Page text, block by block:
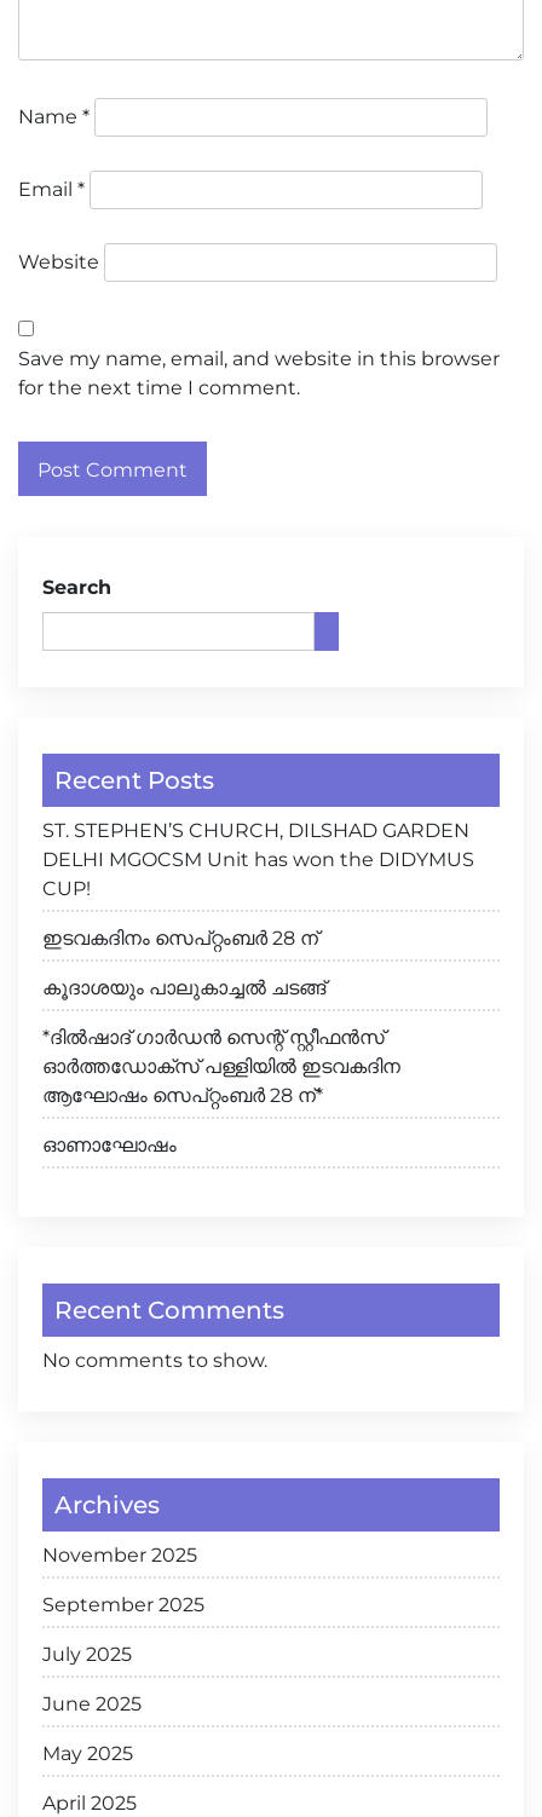
Name *
Email *
Website
Save my name, email, and website in this browser
for the next time I comment.
Search
Recent Posts
ST. STEPHEN’S CHURCH, DILSHAD GARDEN
DELHI MGOCSM Unit has won the DIDYMUS
CUP!
ഇടവകദിനം സെപ്റ്റംബർ 28 ന്
കൂദാശയും പാലുകാച്ചൽ ചടങ്ങ്
*ദിൽഷാദ് ഗാർഡൻ സെന്റ് സ്റ്റീഫൻസ്
ഓർത്തഡോക്സ് പള്ളിയിൽ ഇടവകദിന
ആഘോഷം സെപ്റ്റംബർ 28 ന്*
ഓണാഘോഷം
Recent Comments
No comments to show.
Archives
November 2025
September 2025
July 2025
June 2025
May 2025
April 2025